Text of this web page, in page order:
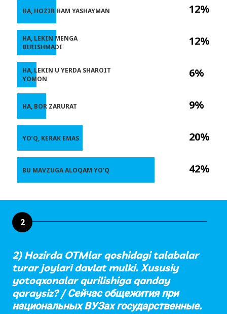
12%
12%
6%
9%
20%
42%
HA, HOZIR HAM YASHAYMAN
HA, LEKIN MENGA
BERISHMADI
HA, LEKIN U YERDA SHAROIT
YOMON
HA, BOR ZARURAT
YO’Q, KERAK EMAS
BU MAVZUGA ALOQAM YO’Q
2
2) Hozirda OTMlar qoshidagi talabalar
turar joylari davlat mulki. Xususiy
yotoqxonalar qurilishiga qanday
qaraysiz? / Сейчас общежития при
национальных ВУЗах государственные.